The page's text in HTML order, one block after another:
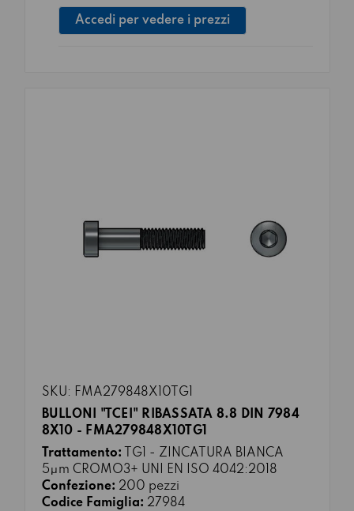
Accedi per vedere i prezzi
SKU: FMA279848X10TG1
BULLONI "TCEI" RIBASSATA 8.8 DIN 7984
8X10 - FMA279848X10TG1
Trattamento:
TG1 - ZINCATURA BIANCA
5μm CROMO3+ UNI EN ISO 4042:2018
Confezione: 200 pezzi
Codice Famiglia: 27984